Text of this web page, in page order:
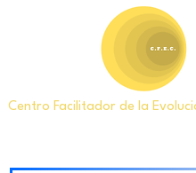
Centro Facilitador de la